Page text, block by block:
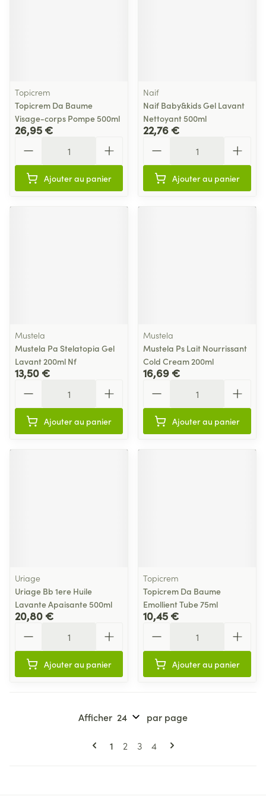
Topicrem
Topicrem Da Baume
Visage-corps Pompe 500ml
26,95 €
Ajouter au panier
Naif
Naif Baby&kids Gel Lavant
Nettoyant 500ml
22,76 €
Ajouter au panier
Mustela
Mustela Pa Stelatopia Gel
Lavant 200ml Nf
13,50 €
Ajouter au panier
Mustela
Mustela Ps Lait Nourrissant
Cold Cream 200ml
16,69 €
Ajouter au panier
Uriage
Uriage Bb 1ere Huile
Lavante Apaisante 500ml
20,80 €
Ajouter au panier
Topicrem
Topicrem Da Baume
Emollient Tube 75ml
10,45 €
Ajouter au panier
Pages
Vous lisez actuellement la page
1 Page
2 Page
3 Page
4
Afficher par page